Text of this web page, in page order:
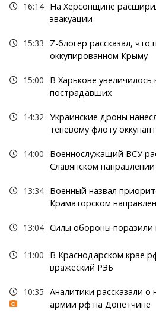
16:14 На Херсонщине
эвакуации
15:33
Z-блогер рассказал, что
оккупированном Крыму
15:00
В Харькове
пострадавших
14:32 Украинские дроны
теневому флоту
14:00
Военнослужащий ВСУ
Славянском направлении
13:34 Военный назвал
Краматорском
13:04 Силы обороны поразили
11:00
В Краснодарском крае
вражеский РЭБ
10:35 Аналитики рассказали
армии рф на Донетчине